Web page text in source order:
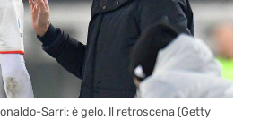
Sarri: è gelo. Il retroscena (Getty